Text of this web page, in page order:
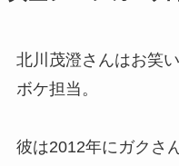
北川茂澄さんはお笑
ボケ担当。
彼は2012年にガクさ